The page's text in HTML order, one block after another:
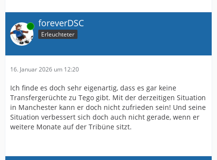
Online foreverDSC
Erleuchteter
16. Januar 2026 um 12:20
Ich finde es doch sehr eigenartig, dass es gar keine
Transfergerüchte zu Tego gibt. Mit der derzeitigen Situation
in Manchester kann er doch nicht zufrieden sein! Und seine
Situation verbessert sich doch auch nicht gerade, wenn er
weitere Monate auf der Tribüne sitzt.